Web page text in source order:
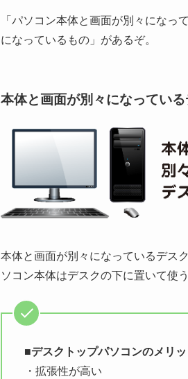
「パソコン本体と画面が別々にな
になっているもの」があるぞ。
本体と画面が別々になってい
本体と画面が別々になっているデス
ソコン本体はデスクの下に置いて使
■デスクトップパソコンのメリッ
・拡張性が高い